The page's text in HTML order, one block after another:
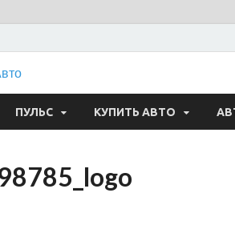
ForPost —
ПУЛЬС КУПИТЬ АВТО